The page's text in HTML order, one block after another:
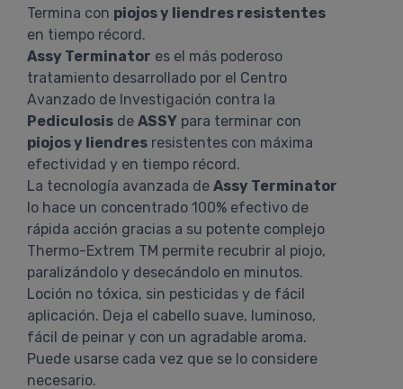
Termina con piojos y liendres resistentes
en tiempo récord.
Assy Terminator es el más poderoso
tratamiento desarrollado por el Centro
Avanzado de Investigación contra la
Pediculosis de ASSY para terminar con
piojos y liendres resistentes con máxima
efectividad y en tiempo récord.
La tecnología avanzada de Assy Terminator
lo hace un concentrado 100% efectivo de
rápida acción gracias a su potente complejo
Thermo-Extrem TM permite recubrir al piojo,
paralizándolo y desecándolo en minutos.
Loción no tóxica, sin pesticidas y de fácil
aplicación. Deja el cabello suave, luminoso,
fácil de peinar y con un agradable aroma.
Puede usarse cada vez que se lo considere
necesario.